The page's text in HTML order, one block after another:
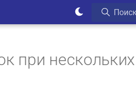
при нескольких